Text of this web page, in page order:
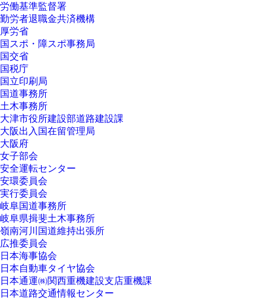
労働基準監督署
勤労者退職金共済機構
厚労省
国スポ・障スポ事務局
国交省
国税庁
国立印刷局
国道事務所
土木事務所
大津市役所建設部道路建設課
大阪出入国在留管理局
大阪府
女子部会
安全運転センター
安環委員会
実行委員会
岐阜国道事務所
岐阜県揖斐土木事務所
嶺南河川国道維持出張所
広推委員会
日本海事協会
日本自動車タイヤ協会
日本通運㈱関西重機建設支店重機課
日本道路交通情報センター